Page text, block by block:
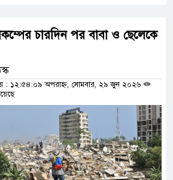
চারদিন পর বাবা ও ছেলেকে
: ১২:৫৪:০৯ অপরাহ্ন, সোমবার, ২৯ জুন ২০২৬